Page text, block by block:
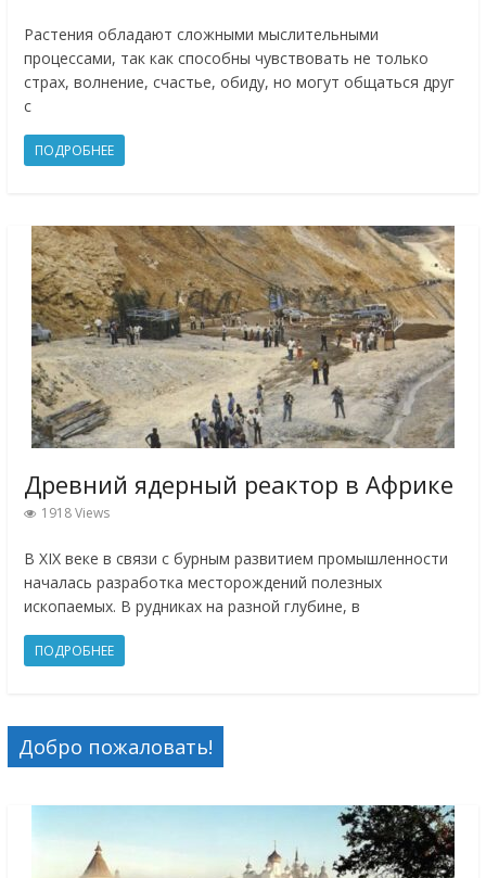
Растения обладают сложными мыслительными
процессами, так как способны чувствовать не только
страх, волнение, счастье, обиду, но могут общаться друг
с
ПОДРОБНЕЕ
Древний ядерный реактор в Африке
1918 Views
В XIX веке в связи с бурным развитием промышленности
началась разработка месторождений полезных
ископаемых. В рудниках на разной глубине, в
ПОДРОБНЕЕ
Добро пожаловать!